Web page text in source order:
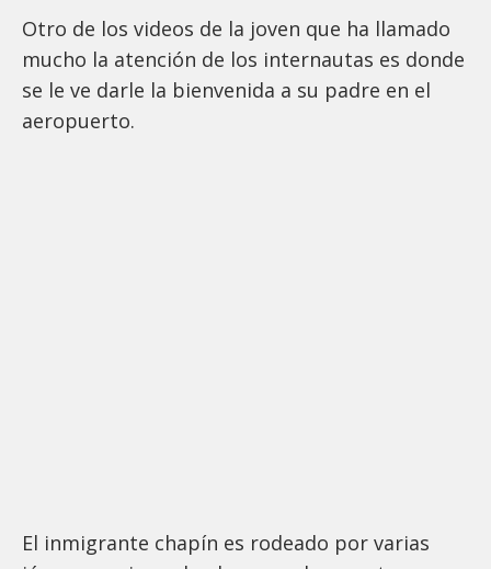
Otro de los videos de la joven que ha llamado
mucho la atención de los internautas es donde
se le ve darle la bienvenida a su padre en el
aeropuerto.
El inmigrante chapín es rodeado por varias